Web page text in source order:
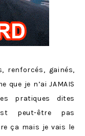
renforcés, gainés,
que je n’ai JAMAIS
pratiques dites
peut-être pas
ça mais je vais le